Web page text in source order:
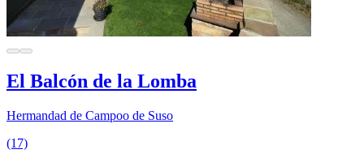
El Balcón de la Lomba
Hermandad de Campoo de Suso
(17)